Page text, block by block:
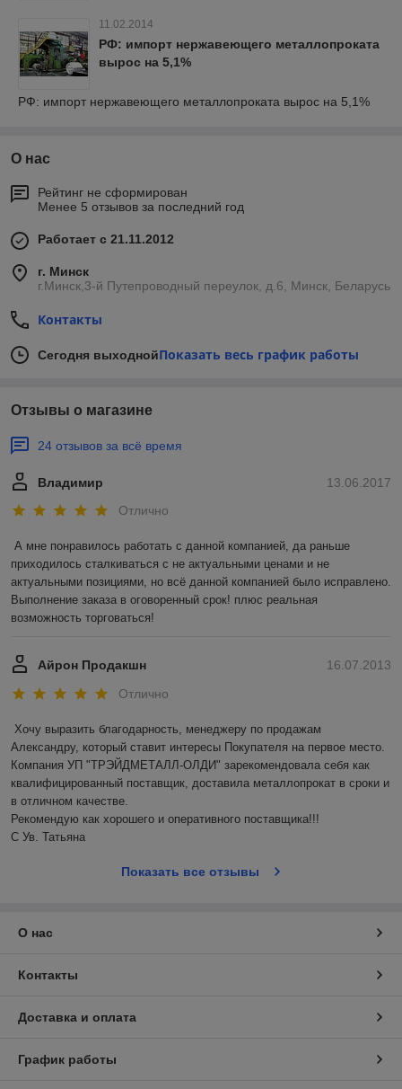
11.02.2014
РФ: импорт нержавеющего металлопроката
вырос на 5,1%
РФ: импорт нержавеющего металлопроката вырос на 5,1%
О нас
Рейтинг не сформирован
Менее 5 отзывов за последний год
Работает с 21.11.2012
г. Минск
г.Минск,3-й Путепроводный переулок, д.6, Минск, Беларусь
Контакты
Сегодня выходнойПоказать весь график работы
Отзывы о магазине
24 отзывов за всё время
13.06.2017
Владимир
Отлично
А мне понравилось работать с данной компанией, да раньше
приходилось сталкиваться с не актуальными ценами и не
актуальными позициями, но всё данной компанией было исправлено.
Выполнение заказа в оговоренный срок! плюс реальная
возможность торговаться!
16.07.2013
Айрон Продакшн
Отлично
Хочу выразить благодарность, менеджеру по продажам
Александру, который ставит интересы Покупателя на первое место.
Компания УП "ТРЭЙДМЕТАЛЛ-ОЛДИ" зарекомендовала себя как
квалифицированный поставщик, доставила металлопрокат в сроки и
в отличном качестве.
Рекомендую как хорошего и оперативного поставщика!!!
С Ув. Татьяна
Показать все отзывы
О нас
Контакты
Доставка и оплата
График работы